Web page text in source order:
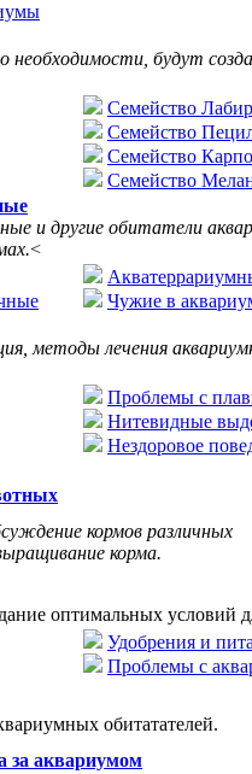
необходимости, будут
Семейство
Cемейство
Семейство
Семейство
и другие обитатели
<
Чужие в
методы лечения
Проблемы с
Нитевидные
Нездоровое
кормов различных
корма.
оптимальных условий
Удобрения и
Проблемы с
обитатателей.
за аквариумом